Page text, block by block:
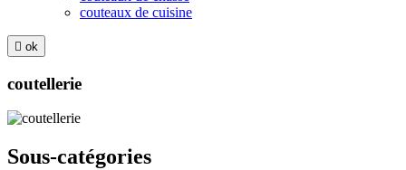
couteaux de cuisine
 ok
coutellerie
Sous-catégories